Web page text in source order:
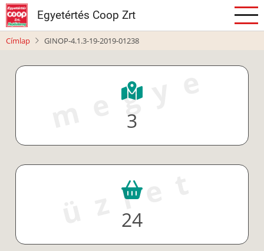
Ugrás
tartalomra
Egyetértés Coop Zrt
Címlap GINOP-4.1.3-19-2019-01238
3
megye
24
üzlet